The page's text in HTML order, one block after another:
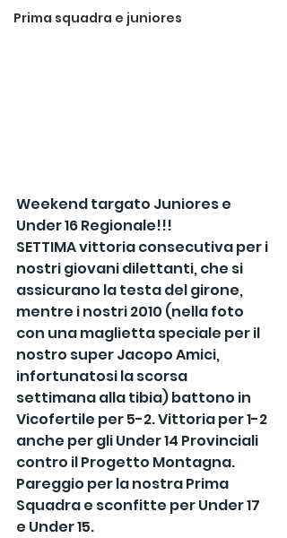
Prima squadra e juniores
Weekend targato Juniores e
Under 16 Regionale!!!
SETTIMA vittoria consecutiva per i
nostri giovani dilettanti, che si
assicurano la testa del girone,
mentre i nostri 2010 (nella foto
con una maglietta speciale per il
nostro super Jacopo Amici,
infortunatosi la scorsa
settimana alla tibia) battono in
Vicofertile per 5-2. Vittoria per 1-2
anche per gli Under 14 Provinciali
contro il Progetto Montagna.
Pareggio per la nostra Prima
Squadra e sconfitte per Under 17
e Under 15.